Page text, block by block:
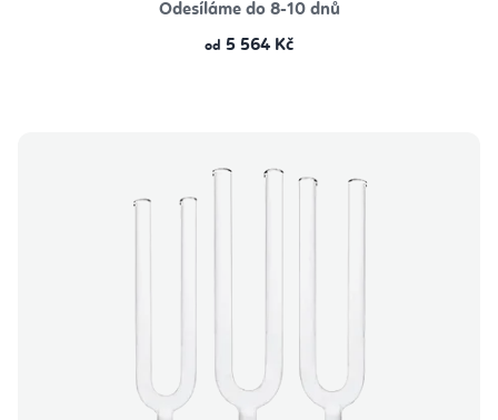
Odesíláme do 8-10 dnů
od 5 564 Kč